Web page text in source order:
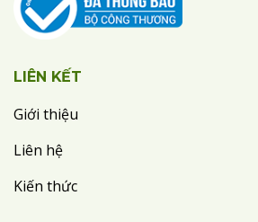
LIÊN KẾT
Giới thiệu
Liên hệ
Kiến thức